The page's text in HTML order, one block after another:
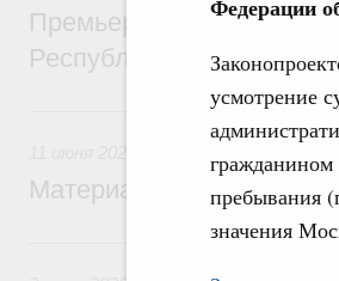
Федерации
усмотрение
гражданином
пребывания
значения
Премьер-министром
Республики Сонсаем
Материалы к заседанию